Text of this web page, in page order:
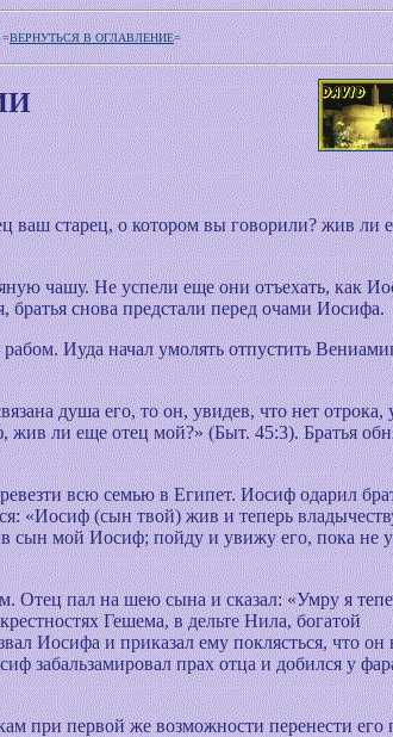
=ВЕРНУТЬСЯ В ОГЛАВЛЕНИЕ=
ваш старец, о котором вы говорили? жив ли
чашу. Не успели еще они отъехать, как
снова предстали перед очами Иосифа.
Иуда начал умолять отпустить
душа его, то он, увидев, что нет отрока,
ли еще отец мой?» (Быт. 45:3). Братья
всю семью в Египет. Иосиф одарил
«Иосиф (сын твой) жив и теперь
сын мой Иосиф; пойду и увижу его, пока не
Отец пал на шею сына и сказал: «Умру я
Гешема, в дельте Нила, богатой
Иосифа и приказал ему поклясться, что он
забальзамировал прах отца и добился у
при первой же возможности перенести его